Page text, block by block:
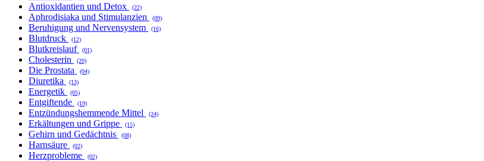
Antioxidantien und Detox (22)
Aphrodisiaka und Stimulanzien (09)
Beruhigung und Nervensystem (16)
Blutdruck (12)
Blutkreislauf (01)
Cholesterin (20)
Die Prostata (04)
Diuretika (13)
Energetik (05)
Entgiftende (19)
Entzündungshemmende Mittel (24)
Erkältungen und Grippe (15)
Gehirn und Gedächtnis (08)
Harnsäure (02)
Herzprobleme (02)